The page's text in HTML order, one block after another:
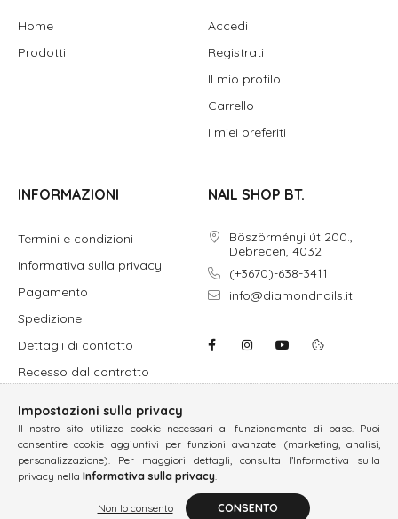
Home
Prodotti
Accedi
Registrati
Il mio profilo
Carrello
I miei preferiti
INFORMAZIONI
Termini e condizioni
Informativa sulla privacy
Pagamento
Spedizione
Dettagli di contatto
Recesso dal contratto
NAIL SHOP BT.
Böszörményi út 200.,
Debrecen, 4032
(+3670)-638-3411
info@diamondnails.it
Impostazioni sulla privacy
Il nostro sito utilizza cookie necessari al funzionamento di base. Puoi
consentire cookie aggiuntivi per funzioni avanzate (marketing, analisi,
personalizzazione). Per maggiori dettagli, consulta l’Informativa sulla
privacy nella Informativa sulla privacy.
Non lo consento CONSENTO